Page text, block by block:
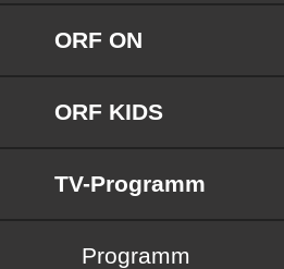
ORF ON
ORF KIDS
TV-Programm
Programm